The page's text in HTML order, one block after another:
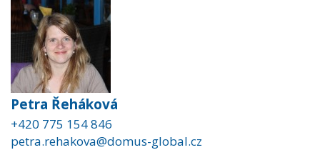
Petra Řeháková
+420 775 154 846
petra.rehakova@domus-global.cz